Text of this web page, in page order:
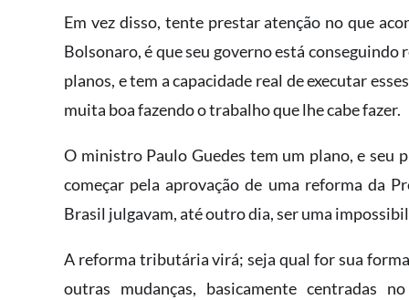
Em vez disso, tente prestar atenção no que
Bolsonaro, é que seu governo está
planos, e tem a capacidade real de executar
muita boa fazendo o trabalho que lhe cabe fazer.
O ministro Paulo Guedes tem um plano, e seu
começar pela aprovação de uma reforma da
Brasil julgavam, até outro dia, ser uma
A reforma tributária virá; seja qual for sua
outras mudanças, basicamente centradas